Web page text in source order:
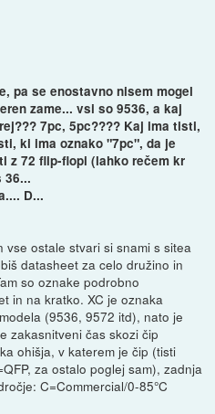
pa se enostavno nisem mogel
zame... vsi so 9536, a kaj
7pc, 5pc???? Kaj ima tisti,
ki ima oznako "7pc", da je
z 72 flip-flopi (lahko rečem kr
36...
D...
vse ostale stvari si snami s sitea
datasheet za celo družino in
so oznake podrobno
in na kratko. XC je oznaka
(9536, 9572 itd), nato je
zakasnitveni čas skozi čip
ohišja, v katerem je čip (tisti
za ostalo poglej sam), zadnja
C=Commercial/0-85°C